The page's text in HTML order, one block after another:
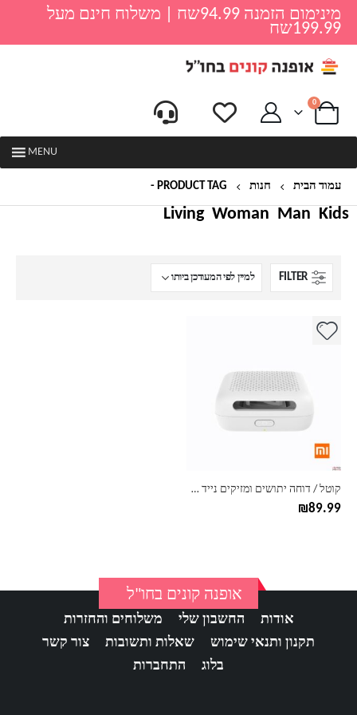
מינימום הזמנה 94.99שח | משלוח חינם מעל
199.99שח
0
MENU
עמוד הבית חנות PRODUCT TAG -
Kids
Man
Woman
Living
FILTER
קוטל / דוחה יתושים ומזיקים נייד שיאומי Xiaomi
₪89.99
אופנה קונים בחו"ל
אודות החשבון שלי
משלוחים והחזרות
תקנון ותנאי שימוש
שאלות ותשובות
צור קשר
בלוג
התחברות